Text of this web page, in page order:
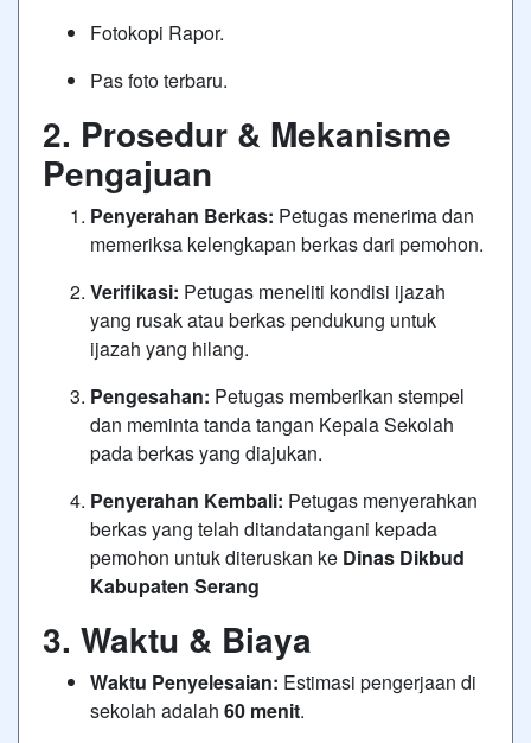
Fotokopi Rapor.
Pas foto terbaru.
2. Prosedur & Mekanisme
Pengajuan
Penyerahan Berkas: Petugas menerima dan
memeriksa kelengkapan berkas dari pemohon.
Verifikasi: Petugas meneliti kondisi ijazah
yang rusak atau berkas pendukung untuk
ijazah yang hilang.
Pengesahan: Petugas memberikan stempel
dan meminta tanda tangan Kepala Sekolah
pada berkas yang diajukan.
Penyerahan Kembali: Petugas menyerahkan
berkas yang telah ditandatangani kepada
pemohon untuk diteruskan ke Dinas Dikbud
Kabupaten Serang
3. Waktu & Biaya
Waktu Penyelesaian: Estimasi pengerjaan di
sekolah adalah 60 menit.